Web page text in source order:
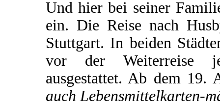
Und hier bei seiner
ein. Die Reise nach
Stuttgart. In beiden
vor der Weiterreise
ausgestattet. Ab dem
auch Lebensmittelkarten-